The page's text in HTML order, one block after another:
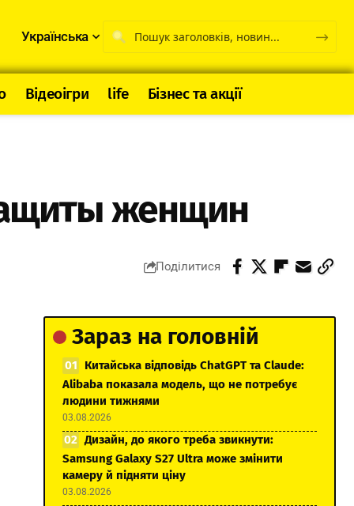
Українська
Відеоігри life Бізнес та акції
женщин
Поділитися
Зараз на головній
Китайська відповідь ChatGPT та Claude:
Alibaba показала модель, що не потребує
людини тижнями
03.08.2026
Дизайн, до якого треба звикнути:
Samsung Galaxy S27 Ultra може змінити
камеру й підняти ціну
03.08.2026